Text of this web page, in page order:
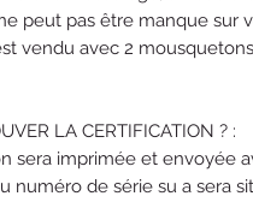
peut pas être manque sur
vendu avec 2
LA CERTIFICATION ? :
sera imprimée et envoyée
numéro de série su a sera